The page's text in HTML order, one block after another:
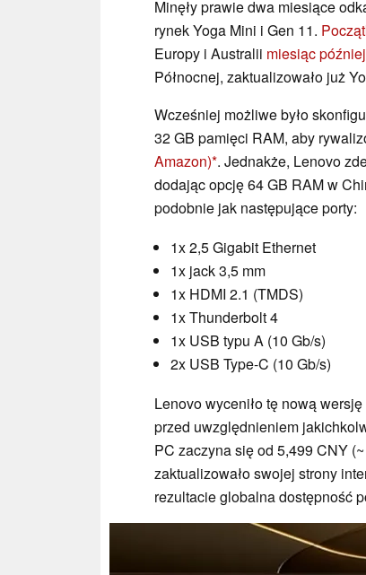
Minęły prawie dwa miesiące
rynek Yoga Mini i Gen 11.
Europy i Australii miesiąc później
Północnej, zaktualizowało już
Wcześniej możliwe było
32 GB pamięci RAM, aby
Amazon) . Jednakże, Lenovo
dodając opcję 64 GB RAM w
podobnie jak następujące porty:
1x 2,5 Gigabit Ethernet
1x jack 3,5 mm
1x HDMI 2.1 (TMDS)
1x Thunderbolt 4
1x USB typu A (10 Gb/s)
2x USB Type-C (10 Gb/s)
Lenovo wyceniło tę nową
przed uwzględnieniem
PC zaczyna się od 5,499 CNY
zaktualizowało swojej strony
rezultacie globalna dostępność